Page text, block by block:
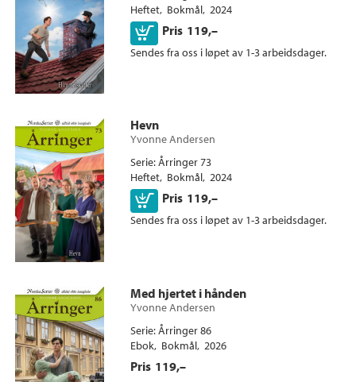
Heftet Bokmål 2024
Pris 119,–
Kjøp
Sendes fra oss i løpet av 1-3 arbeidsdager.
Hevn
Yvonne Andersen
Serie Årringer 73
Heftet Bokmål 2024
Pris 119,–
Kjøp
Sendes fra oss i løpet av 1-3 arbeidsdager.
Ebok
Med hjertet i hånden
Yvonne Andersen
Serie Årringer 86
Ebok Bokmål 2026
Pris 119,–